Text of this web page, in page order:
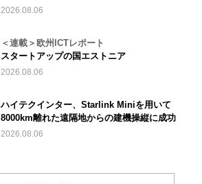
2026.08.06
＜連載＞欧州ICTレポート
スタートアップの国エストニア
2026.08.06
ハイテクインター、Starlink Miniを用いて
8000km離れた遠隔地からの建機操縦に成功
2026.08.06